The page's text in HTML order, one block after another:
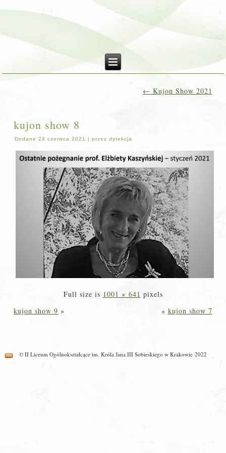
← Kujon Show 2021
kujon show 8
Dodane 24 czerwca 2021 |przez dyrekcja
Full size is 1001 × 641 pixels
kujon show 9 » « kujon show 7
© II Liceum Ogólnokształcące im. Króla Jana III Sobieskiego w Krakowie 2022